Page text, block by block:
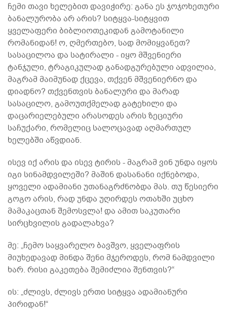
ჩემი თავი ხელებით დავიჭირე: განა ეს ჯოჯოხეთური
ბანალურობა არ არის? სიტყვა-სიტყვით
ყველაფერი ბიბლიოთეკიდან გამოტანილი
რომანიდან! ო, ღმერთებო, სად მომიყვანეთ?
სასაცილოა და სატირალი - იყო მშვენიერი
ტანჯული, ტრაგიკულად განადგურებული ადვილია,
მაგრამ მაიმუნად ქცევა, თქვენ მშვენიერნო და
დიადნო? თქვენთვის ბანალური და მარად
სასაცილო, გამოუთქმელად გატეხილი და
დაცარიელებული არასოდეს არის ზეციური
საჩუქარი, რომელიც სალოცავად აღმართულ
ხელებში აწვდიან.
ისევ იქ არის და ისევ ტირის - მაგრამ ვინ უნდა იყოს
იგი სინამდვილეში? მაშინ დასანანი იქნებოდა,
ყოველი ადამიანი უთანაგრძნობდა მას. თუ წესიერი
გოგო არის, რად უნდა უღირდეს ოთახში უცხო
მამაკაცთან შემოსვლა! და ამით საკუთარი
სირცხვილის გადალახვა?
მე: „ჩემო საყვარელო ბავშვო, ყველაფრის
მიუხედავად მინდა შენი მჯეროდეს, რომ ნამდვილი
ხარ. რისი გაკეთება შემიძლია შენთვის?“
ის: „ძლივს, ძლივს ერთი სიტყვა ადამიანური
პირიდან!“